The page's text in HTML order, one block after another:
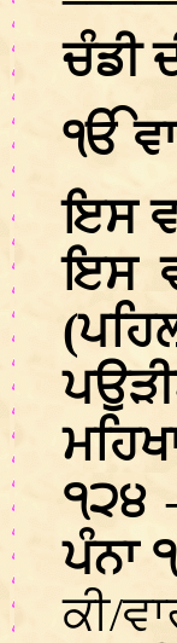
ਚੰਡੀ
ੴ
ਇਸ
ਇਸ
੧੨੪
ਪੰਨਾ
ਕੀ/